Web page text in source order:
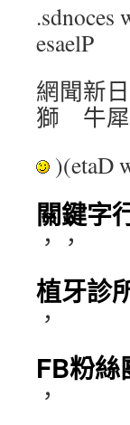
.sdnoces
esaelP
網聞新
獅 牛犀
)(etaD
關鍵字
，，
植牙診
，
FB粉絲
，